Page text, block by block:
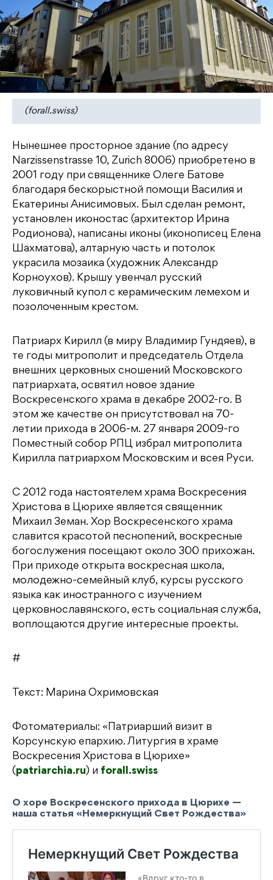
(forall.swiss)
Нынешнее просторное здание (по адресу
Narzissenstrasse 10, Zurich 8006) приобретено в
2001 году при священнике Олеге Батове
благодаря бескорыстной помощи Василия и
Екатерины Анисимовых. Был сделан ремонт,
установлен иконостас (архитектор Ирина
Родионова), написаны иконы (иконописец Елена
Шахматова), алтарную часть и потолок
украсила мозаика (художник Александр
Корноухов). Крышу увенчал русский
луковичный купол с керамическим лемехом и
позолоченным крестом.
Патриарх Кирилл (в миру Владимир Гундяев), в
те годы митрополит и председатель Отдела
внешних церковных сношений Московского
патриархата, освятил новое здание
Воскресенского храма в декабре 2002-го. В
этом же качестве он присутствовал на 70-
летии прихода в 2006-м. 27 января 2009-го
Поместный собор РПЦ избрал митрополита
Кирилла патриархом Московским и всея Руси.
С 2012 года настоятелем храма Воскресения
Христова в Цюрихе является священник
Михаил Земан. Хор Воскресенского храма
славится красотой песнопений, воскресные
богослужения посещают около 300 прихожан.
При приходе открыта воскресная школа,
молодежно-семейный клуб, курсы русского
языка как иностранного с изучением
церковнославянского, есть социальная служба,
воплощаются другие интересные проекты.
#
Текст: Марина Охримовская
Фотоматериалы: «Патриарший визит в
Корсунскую епархию. Литургия в храме
Воскресения Христова в Цюрихе»
(patriarchia.ru) и forall.swiss
О хоре Воскресенского прихода в Цюрихе —
наша статья «Немеркнущий Свет Рождества»